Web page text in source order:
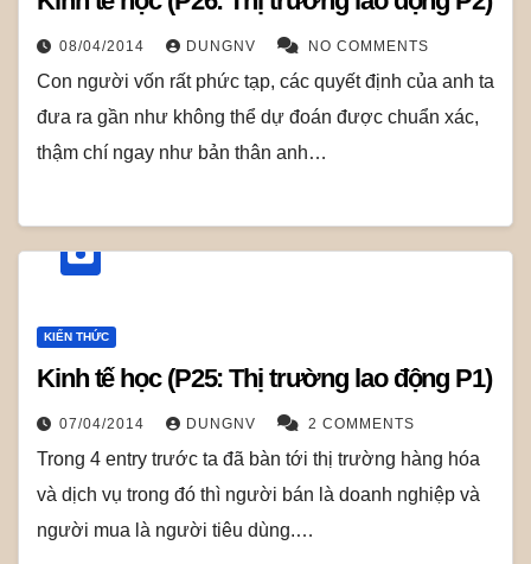
08/04/2014 DUNGNV NO COMMENTS
Con người vốn rất phức tạp, các quyết định của anh ta
đưa ra gần như không thể dự đoán được chuẩn xác,
thậm chí ngay như bản thân anh…
KIẾN THỨC
Kinh tế học (P25: Thị trường lao động P1)
07/04/2014 DUNGNV 2 COMMENTS
Trong 4 entry trước ta đã bàn tới thị trường hàng hóa
và dịch vụ trong đó thì người bán là doanh nghiệp và
người mua là người tiêu dùng.…